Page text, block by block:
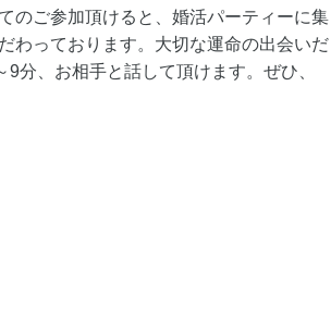
のご参加頂けると、婚活パーティーに集
わっております。大切な運命の出会いだ
分、お相手と話して頂けます。ぜひ、